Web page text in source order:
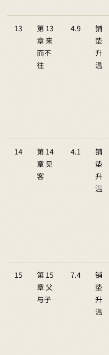
13
第 13
章 来
而不
往
4.9
铺
垫
升
温
14
第 14
章 见
客
4.1
铺
垫
升
温
15
第 15
章 父
与子
7.4
铺
垫
升
温